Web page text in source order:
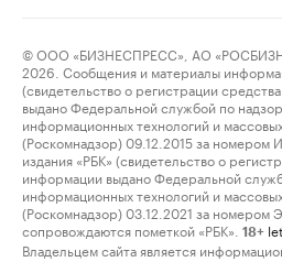
© ООО «БИЗНЕСПРЕСС», АО
2026. Сообщения и материалы
(свидетельство о регистрации
выдано Федеральной службой по
информационных технологий и
(Роскомнадзор) 09.12.2015 за
издания «РБК» (свидетельство о
информации выдано Федеральной
информационных технологий и
(Роскомнадзор) 03.12.2021 за
сопровождаются пометкой «РБК».
18+
Владельцем сайта является